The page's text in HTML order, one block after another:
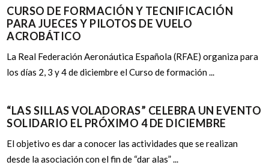
CURSO DE FORMACIÓN Y TECNIFICACIÓN
PARA JUECES Y PILOTOS DE VUELO
ACROBÁTICO
La Real Federación Aeronáutica Española (RFAE) organiza para
los días 2, 3 y 4 de diciembre el Curso de formación ...
“LAS SILLAS VOLADORAS” CELEBRA UN EVENTO
SOLIDARIO EL PRÓXIMO 4 DE DICIEMBRE
El objetivo es dar a conocer las actividades que se realizan
desde la asociación con el fin de “dar alas” ...